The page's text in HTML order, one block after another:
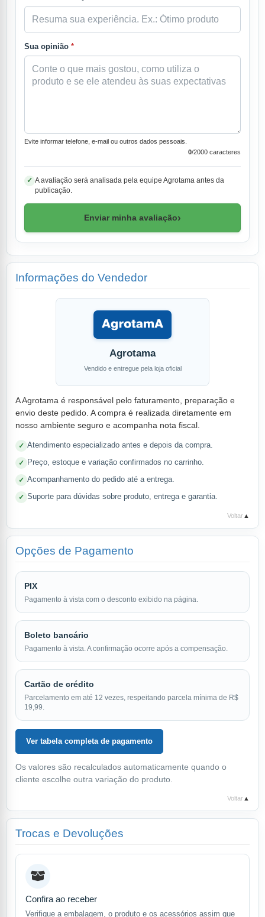
Sua opinião *
Evite informar telefone, e-mail ou outros dados pessoais.
0/2000 caracteres
✓ A avaliação será analisada pela equipe Agrotama antes da
publicação.
Enviar minha avaliação›
Informações do Vendedor
Agrotama
Vendido e entregue pela loja oficial
A Agrotama é responsável pelo faturamento, preparação e
envio deste pedido. A compra é realizada diretamente em
nosso ambiente seguro e acompanha nota fiscal.
Atendimento especializado antes e depois da compra.
Preço, estoque e variação confirmados no carrinho.
Acompanhamento do pedido até a entrega.
Suporte para dúvidas sobre produto, entrega e garantia.
Voltar ▲
Opções de Pagamento
PIX
Pagamento à vista com o desconto exibido na página.
Boleto bancário
Pagamento à vista. A confirmação ocorre após a compensação.
Cartão de crédito
Parcelamento em até 12 vezes, respeitando parcela mínima de R$
19,99.
Ver tabela completa de pagamento
Os valores são recalculados automaticamente quando o
cliente escolhe outra variação do produto.
Voltar ▲
Trocas e Devoluções
Confira ao receber
Verifique a embalagem, o produto e os acessórios assim que